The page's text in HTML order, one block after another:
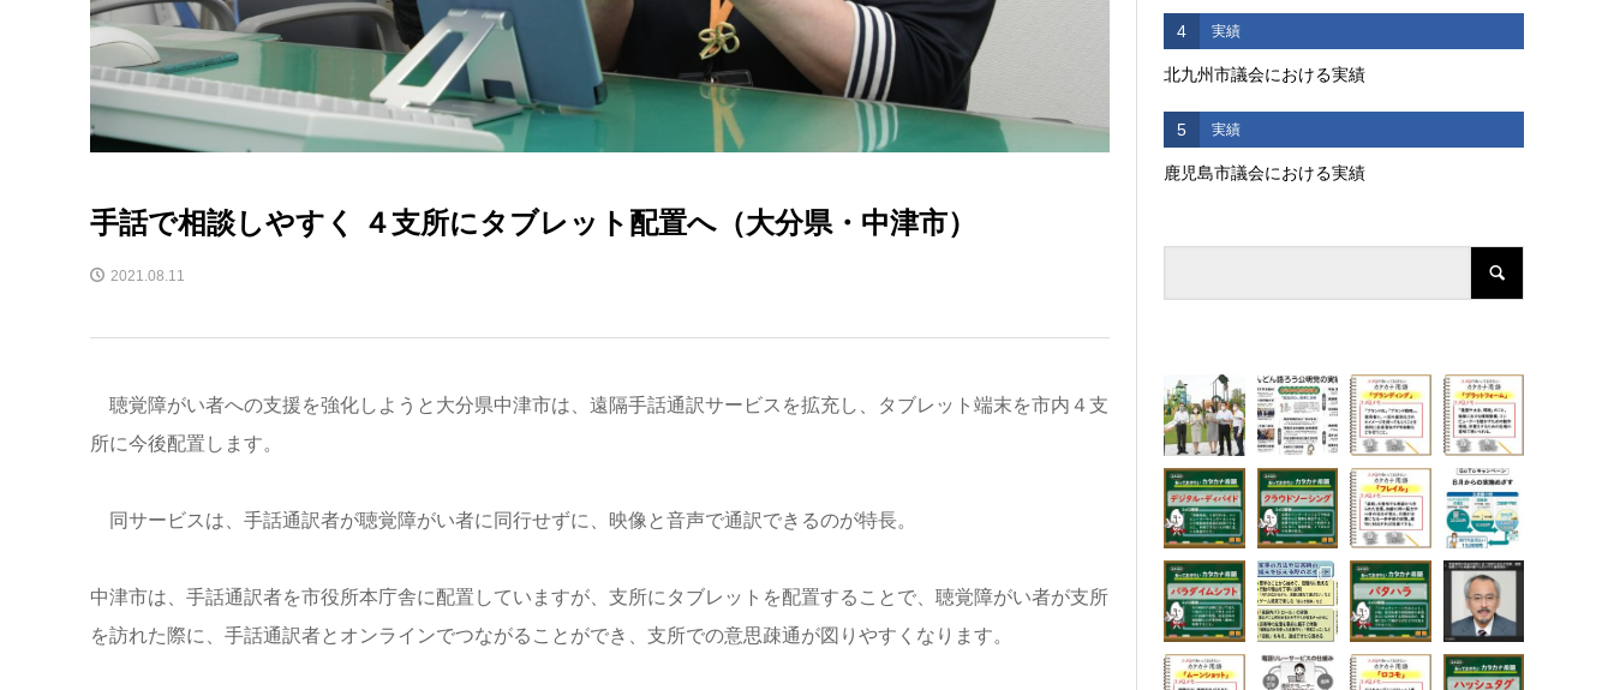
手話で相談しやすく ４支所にタブレット配置へ（大分県・中津市）
2021.08.11
聴覚障がい者への支援を強化しようと大分県中津市は、遠隔手話通訳サービスを拡充し、タブレット端末を市内４支
所に今後配置します。
同サービスは、手話通訳者が聴覚障がい者に同行せずに、映像と音声で通訳できるのが特長。
中津市は、手話通訳者を市役所本庁舎に配置していますが、支所にタブレットを配置することで、聴覚障がい者が支所
を訪れた際に、手話通訳者とオンラインでつながることができ、支所での意思疎通が図りやすくなります。
4 実績
北九州市議会における実績
5 実績
鹿児島市議会における実績